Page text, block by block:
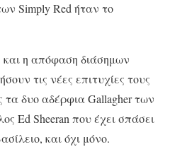
Simply Red ήταν το
η απόφαση διάσημων
τις νέες επιτυχίες τους
τα δυο αδέρφια Gallagher των
Ed Sheeran που έχει σπάσει
και όχι μόνο.